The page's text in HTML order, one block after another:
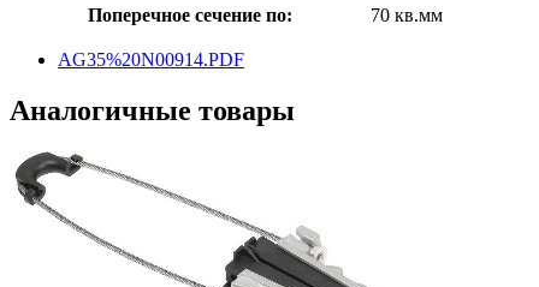
Поперечное сечение по:
70 кв.мм
AG35%20N00914.PDF
Аналогичные товары